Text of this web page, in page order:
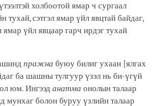
холбоотой ямар ч сургаал
тухай, сэтгэл ямар үйл явцтай байдаг,
ямар үйл явцаар гарч ирдэг тухай
пражна буюу билиг ухаан [ялгах
ба шашны тулгуур үзэл нь би-үгүй
юм. Ингээд анатма онолын талаар
мунхаг болон буруу үзлийн талаар